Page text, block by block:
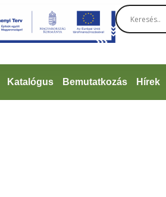
Katalógus Bemutatkozás Hírek